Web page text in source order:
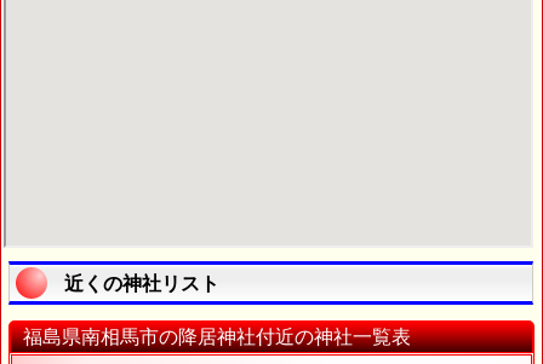
近くの神社リスト
福島県南相馬市の降居神社付近の神社一覧表